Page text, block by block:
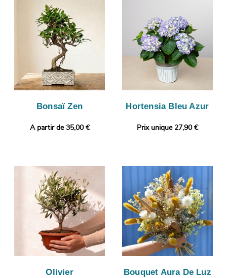
Bonsaï Zen
A partir de 35,00 €
Hortensia Bleu Azur
Prix unique 27,90 €
Olivier Bouquet Aura De Luz